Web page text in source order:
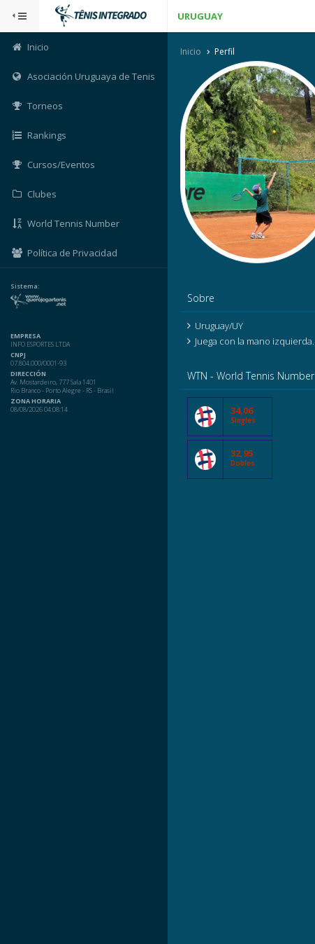
URUGUAY
Inicio
Asociación Uruguaya de Tenis
Torneos
Rankings
Cursos/Eventos
Clubes
World Tennis Number
Política de Privacidad
Sistema:
EMPRESA
INFO ESPORTES LTDA
CNPJ
07.804.000/0001-93
DIRECCIÓN
Av. Mostardeiro, 777 Sala 1401
Rio Branco - Porto Alegre - RS - Brasil
ZONA HORARIA
08/08/2026 04:08:14
Inicio Perfil
Sobre
Uruguay/UY
Juega con la mano izquierda.
WTN - World Tennis Number
34,06
Singles
32,95
Dobles